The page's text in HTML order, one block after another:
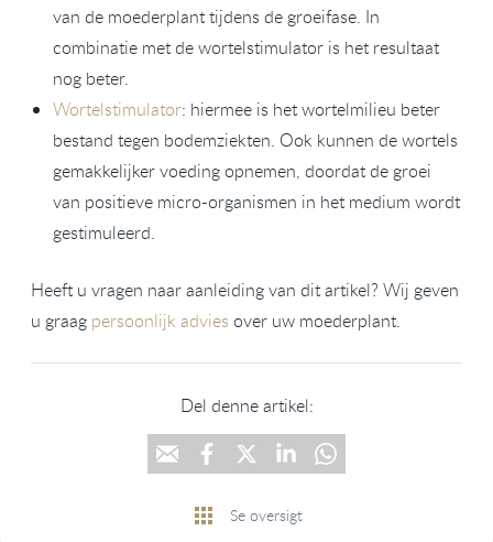
van de moederplant tijdens de groeifase. In
combinatie met de wortelstimulator is het resultaat
nog beter.
Wortelstimulator: hiermee is het wortelmilieu beter
bestand tegen bodemziekten. Ook kunnen de wortels
gemakkelijker voeding opnemen, doordat de groei
van positieve micro-organismen in het medium wordt
gestimuleerd.
Heeft u vragen naar aanleiding van dit artikel? Wij geven
u graag persoonlijk advies over uw moederplant.
Del denne artikel:
Se oversigt